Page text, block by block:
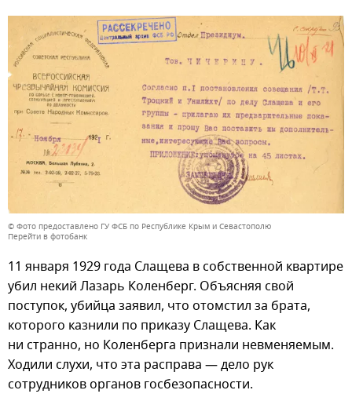
© Фото предоставлено ГУ ФСБ по Республике Крым и Севастополю
Перейти в фотобанк
11 января 1929 года Слащева в собственной квартире
убил некий Лазарь Коленберг. Объясняя свой
поступок, убийца заявил, что отомстил за брата,
которого казнили по приказу Слащева. Как
ни странно, но Коленберга признали невменяемым.
Ходили слухи, что эта расправа — дело рук
сотрудников органов госбезопасности.